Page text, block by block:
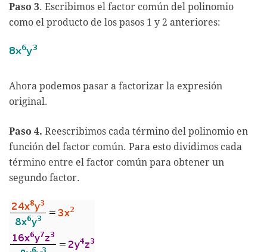
Paso 3. Escribimos el factor común del polinomio
como el producto de los pasos 1 y 2 anteriores:
Ahora podemos pasar a factorizar la expresión
original.
Paso 4. Reescribimos cada término del polinomio en
función del factor común. Para esto dividimos cada
término entre el factor común para obtener un
segundo factor.